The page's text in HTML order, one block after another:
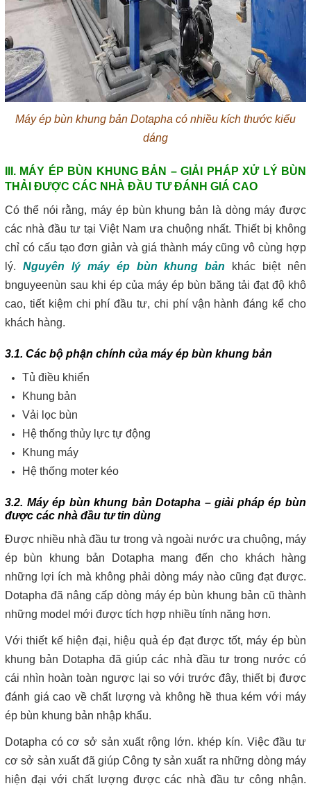
Máy ép bùn khung bản Dotapha có nhiều kích thước kiểu
dáng
III. MÁY ÉP BÙN KHUNG BẢN – GIẢI PHÁP XỬ LÝ BÙN
THẢI ĐƯỢC CÁC NHÀ ĐẦU TƯ ĐÁNH GIÁ CAO
Có thể nói rằng, máy ép bùn khung bản là dòng máy được
các nhà đầu tư tại Việt Nam ưa chuộng nhất. Thiết bị không
chỉ có cấu tạo đơn giản và giá thành máy cũng vô cùng hợp
lý. Nguyên lý máy ép bùn khung bản khác biệt nên
bnguyeenùn sau khi ép của máy ép bùn băng tải đạt độ khô
cao, tiết kiệm chi phí đầu tư, chi phí vận hành đáng kể cho
khách hàng.
3.1. Các bộ phận chính của máy ép bùn khung bản
Tủ điều khiển
Khung bản
Vải lọc bùn
Hệ thống thủy lực tự động
Khung máy
Hệ thống moter kéo
3.2. Máy ép bùn khung bản Dotapha – giải pháp ép bùn
được các nhà đầu tư tin dùng
Được nhiều nhà đầu tư trong và ngoài nước ưa chuộng, máy
ép bùn khung bản Dotapha mang đến cho khách hàng
những lợi ích mà không phải dòng máy nào cũng đạt được.
Dotapha đã nâng cấp dòng máy ép bùn khung bản cũ thành
những model mới được tích hợp nhiều tính năng hơn.
Với thiết kế hiện đại, hiệu quả ép đạt được tốt, máy ép bùn
khung bản Dotapha đã giúp các nhà đầu tư trong nước có
cái nhìn hoàn toàn ngược lại so với trước đây, thiết bị được
đánh giá cao về chất lượng và không hề thua kém với máy
ép bùn khung bản nhập khẩu.
Dotapha có cơ sở sản xuất rộng lớn. khép kín. Việc đầu tư
cơ sở sản xuất đã giúp Công ty sản xuất ra những dòng máy
hiện đại với chất lượng được các nhà đầu tư công nhận.